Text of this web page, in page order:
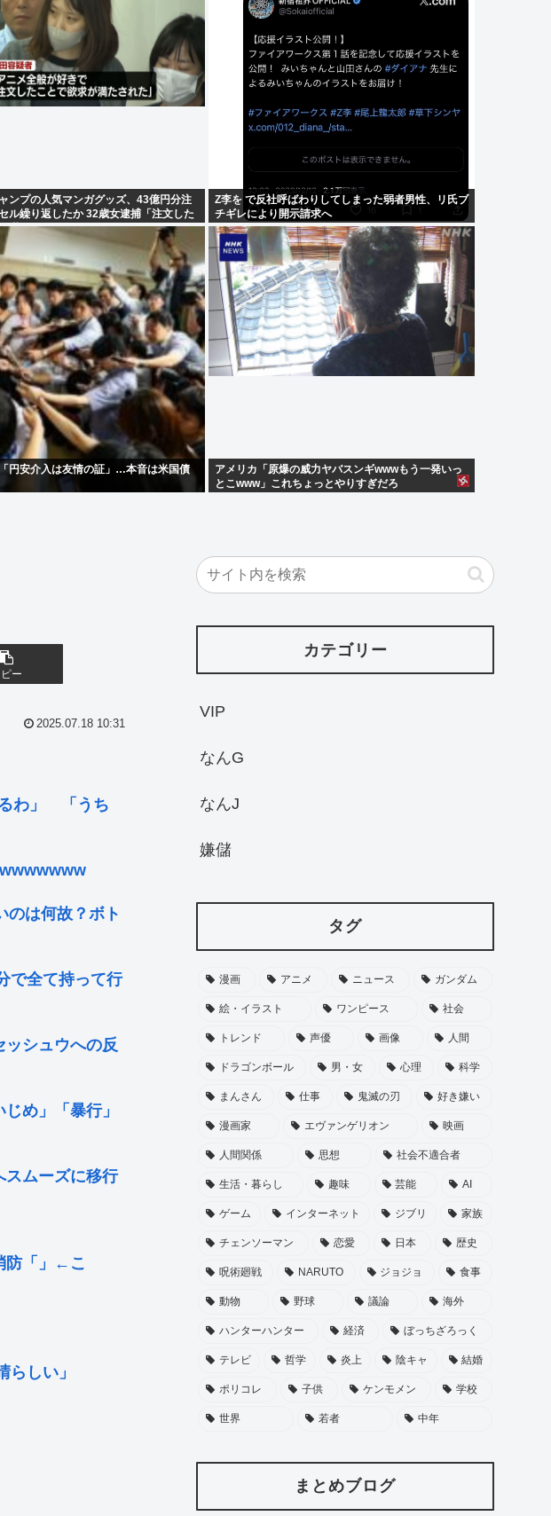
ンプの人気マンガグッズ、43億円分注
ル繰り返したか 32歳女逮捕「注文した
満たされた」
Z李を で反社呼ばわりしてしまった弱者男性、リ氏ブ
チギレにより開示請求へ
円安介入は友情の証」…本音は米国債
アメリカ「原爆の威力ヤバスンギwwwもう一発いっ
とこwww」これちょっとやりすぎだろ
ー
2025.07.18 10:31
るわ」 「うち
のは何故？ボト
で全て持って行
ッシュウへの反
め」「暴行」
スムーズに移行
防「」←こ
しい」
カテゴリー
VIP
なんG
なんJ
嫌儲
タグ
漫画 アニメ ニュース ガンダム
絵・イラスト ワンピース 社会
トレンド 声優 画像 人間
ドラゴンボール 男・女 心理 科学
まんさん 仕事 鬼滅の刃 好き嫌い
漫画家 エヴァンゲリオン 映画
人間関係 思想 社会不適合者
生活・暮らし 趣味 芸能 AI
ゲーム インターネット ジブリ 家族
チェンソーマン 恋愛 日本 歴史
呪術廻戦 NARUTO ジョジョ 食事
動物 野球 議論 海外
ハンターハンター 経済 ぼっちざろっく
テレビ 哲学 炎上 陰キャ 結婚
ポリコレ 子供 ケンモメン 学校
世界 若者 中年
まとめブログ